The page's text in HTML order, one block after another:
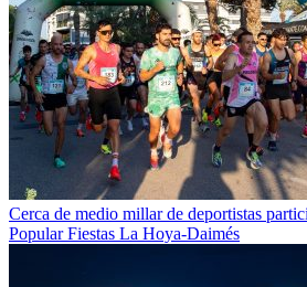
Cerca de medio millar de deportistas
Popular Fiestas La Hoya-Daimés